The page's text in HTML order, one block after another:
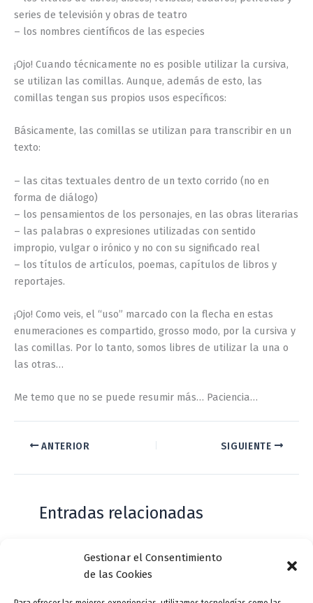
Gestionar el Consentimiento
de las Cookies
series de televisión y obras de teatro
– los nombres científicos de las especies
¡Ojo! Cuando técnicamente no es posible utilizar la cursiva,
se utilizan las comillas. Aunque, además de esto, las
comillas tengan sus propios usos específicos:
Básicamente, las comillas se utilizan para transcribir en un
texto:
– las citas textuales dentro de un texto corrido (no en
forma de diálogo)
– los pensamientos de los personajes, en las obras literarias
– las palabras o expresiones utilizadas con sentido
impropio, vulgar o irónico y no con su significado real
– los títulos de artículos, poemas, capítulos de libros y
reportajes.
¡Ojo! Como veis, el “uso” marcado con la flecha en estas
enumeraciones es compartido, grosso modo, por la cursiva y
las comillas. Por lo tanto, somos libres de utilizar la una o
las otras…
Me temo que no se puede resumir más… Paciencia…
ANTERIOR SIGUIENTE
Entradas relacionadas
Casa de Zorrilla conmemorarán el 168
aniversario del estreno de Don Juan
Tenorio